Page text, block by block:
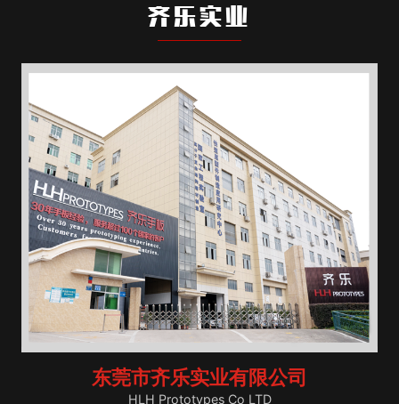
齐乐实业
东莞市齐乐实业有限公司
HLH Prototypes Co LTD